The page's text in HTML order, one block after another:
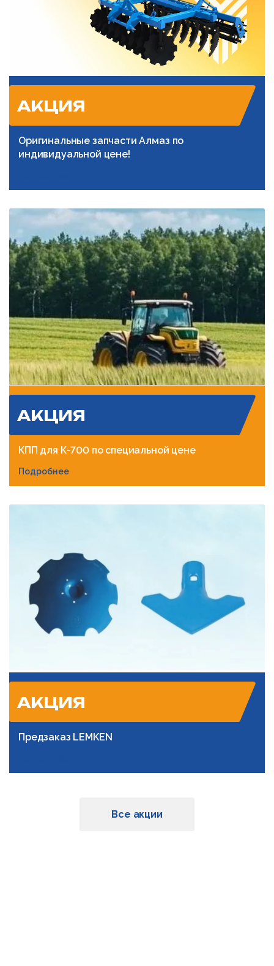
АКЦИЯ
Оригинальные запчасти Алмаз по
индивидуальной цене!
АКЦИЯ
КПП для К-700 по специальной цене
Подробнее
АКЦИЯ
Предзаказ LEMKEN
Все акции